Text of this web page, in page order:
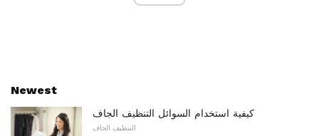
Newest
كيفية استخدام السوائل التنظيف الجاف
التنظيف الجاف